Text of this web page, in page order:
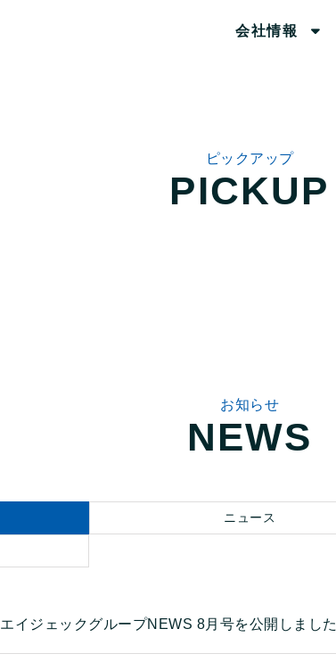
会社情報
ピックアップ
PICKUP
お知らせ
NEWS
ニュース
エイジェックグループNEWS 8月号を公開しました